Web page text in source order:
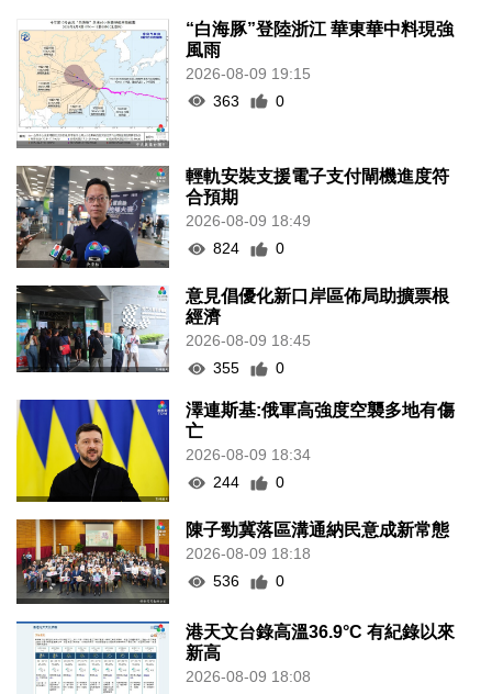
“白海豚”登陸浙江 華東華中料現強
風雨
2026-08-09 19:15
363
0
輕軌安裝支援電子支付閘機進度符
合預期
2026-08-09 18:49
824
0
意見倡優化新口岸區佈局助擴票根
經濟
2026-08-09 18:45
355
0
澤連斯基:俄軍高強度空襲多地有傷
亡
2026-08-09 18:34
244
0
陳子勁冀落區溝通納民意成新常態
2026-08-09 18:18
536
0
港天文台錄高溫36.9°C 有紀錄以來
新高
2026-08-09 18:08